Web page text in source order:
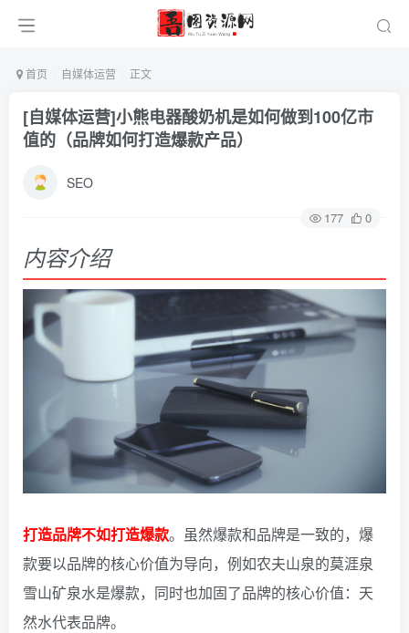
首页 自媒体运营 正文
[自媒体运营]小熊电器酸奶机是如何做到100亿市
值的（品牌如何打造爆款产品）
SEO
177 0
内容介绍
打造品牌不如打造爆款。 虽然爆款和品牌是一致的，爆
款要以品牌的核心价值为导向，例如农夫山泉的莫涯泉
雪山矿泉水是爆款，同时也加固了品牌的核心价值：天
然水代表品牌。